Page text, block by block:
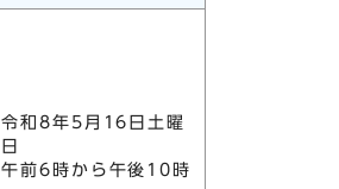
令和8年5月16日土曜
日
午前6時から午後10時